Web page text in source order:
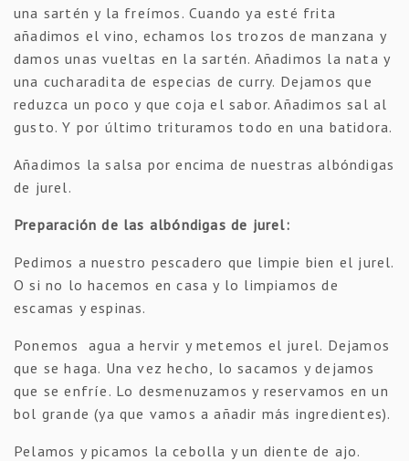
una sartén y la freímos. Cuando ya esté frita
añadimos el vino, echamos los trozos de manzana y
damos unas vueltas en la sartén. Añadimos la nata y
una cucharadita de especias de curry. Dejamos que
reduzca un poco y que coja el sabor. Añadimos sal al
gusto. Y por último trituramos todo en una batidora.
Añadimos la salsa por encima de nuestras albóndigas
de jurel.
Preparación de las albóndigas de jurel:
Pedimos a nuestro pescadero que limpie bien el jurel.
O si no lo hacemos en casa y lo limpiamos de
escamas y espinas.
Ponemos agua a hervir y metemos el jurel. Dejamos
que se haga. Una vez hecho, lo sacamos y dejamos
que se enfríe. Lo desmenuzamos y reservamos en un
bol grande (ya que vamos a añadir más ingredientes).
Pelamos y picamos la cebolla y un diente de ajo.